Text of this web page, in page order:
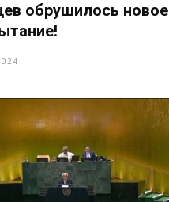
обрушилось новое